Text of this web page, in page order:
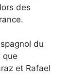
des
du
que
et Rafael